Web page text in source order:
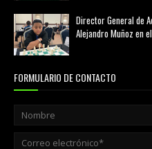
Director General de
Alejandro Muñoz en
FORMULARIO DE CONTACTO